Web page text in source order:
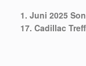
1. Juni 2025
17. Cadillac